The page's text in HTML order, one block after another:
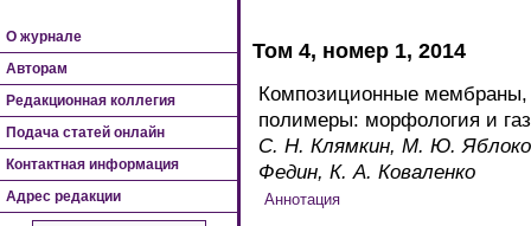
О журнале
Авторам
Редакционная коллегия
Подача статей онлайн
Контактная информация
Адрес редакции
Том 4, номер 1, 2014
Композиционные мембраны,
полимеры: морфология и
С. Н. Клямкин, М. Ю.
Федин, К. А. Коваленко